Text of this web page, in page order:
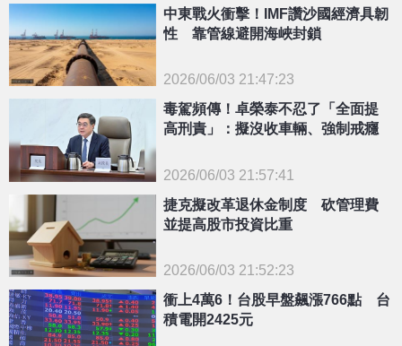
{PLAYICON}
中東戰火衝擊！IMF讚沙國經濟具韌
性 靠管線避開海峽封鎖
2026/06/03 21:47:23
毒駕頻傳！卓榮泰不忍了「全面提
高刑責」：擬沒收車輛、強制戒癮
2026/06/03 21:57:41
{PLAYICON}
捷克擬改革退休金制度 砍管理費
並提高股市投資比重
2026/06/03 21:52:23
衝上4萬6！台股早盤飆漲766點 台
積電開2425元